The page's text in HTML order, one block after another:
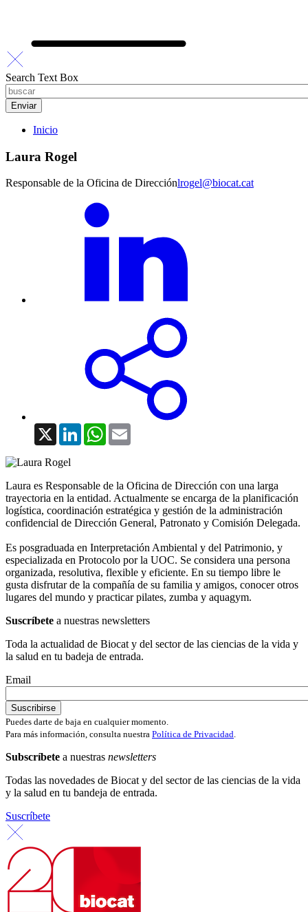
Search Text Box
Inicio
Laura Rogel
Responsable de la Oficina de Direcciónlrogel@biocat.cat
X LinkedInWhatsApp
Laura es Responsable de la Oficina de Dirección con una larga
trayectoria en la entidad. Actualmente se encarga de la planificación
logística, coordinación estratégica y gestión de la administración
confidencial de Dirección General, Patronato y Comisión Delegada.
Es posgraduada en Interpretación Ambiental y del Patrimonio, y
especializada en Protocolo por la UOC. Se considera una persona
organizada, resolutiva, flexible y eficiente. En su tiempo libre le
gusta disfrutar de la compañía de su familia y amigos, conocer otros
lugares del mundo y practicar pilates, zumba y aquagym.
Suscríbete a nuestras newsletters
Toda la actualidad de Biocat y del sector de las ciencias de la vida y
la salud en tu badeja de entrada.
Email
Puedes darte de baja en cualquier momento.
Para más información, consulta nuestra Política de Privacidad.
Subscríbete a nuestras newsletters
Todas las novedades de Biocat y del sector de las ciencias de la vida
y la salud en tu bandeja de entrada.
Suscríbete